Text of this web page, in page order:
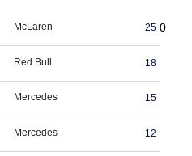
McLaren 25
Red Bull 18
Mercedes 15
Mercedes 12
0